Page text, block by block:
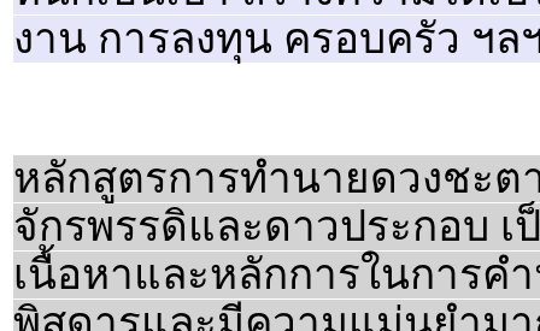
งาน การลงทุน ครอบครัว ฯ
หลักสูตรการทำนายดวงชะ
จักรพรรดิและดาวประกอบ
เนื้อหาและหลักการในการ